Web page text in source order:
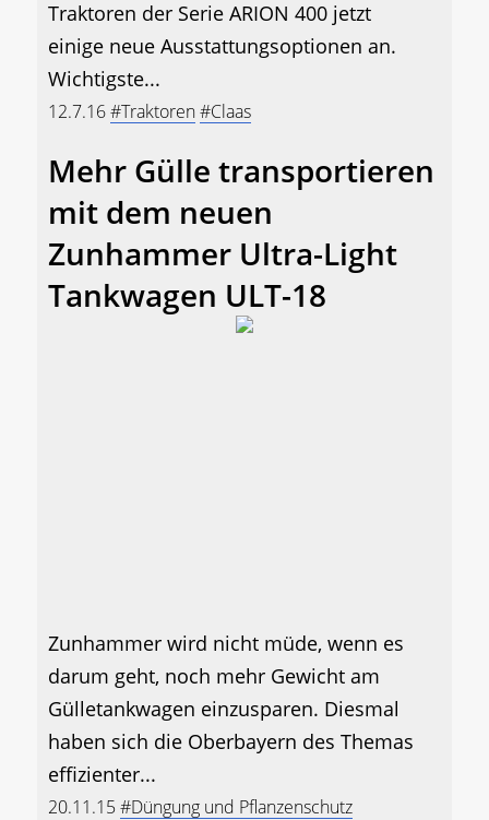
Traktoren der Serie ARION 400 jetzt
einige neue Ausstattungsoptionen an.
Wichtigste...
12.7.16#Traktoren#Claas
Mehr Gülle transportieren
mit dem neuen
Zunhammer Ultra-Light
Tankwagen ULT-18
Zunhammer wird nicht müde, wenn es
darum geht, noch mehr Gewicht am
Gülletankwagen einzusparen. Diesmal
haben sich die Oberbayern des Themas
effizienter...
20.11.15#Düngung und Pflanzenschutz